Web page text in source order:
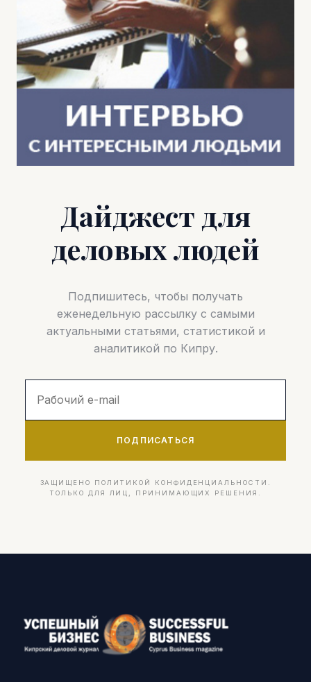
Дайджест для
деловых людей
Подпишитесь, чтобы получать
еженедельную рассылку с самыми
актуальными статьями, статистикой и
аналитикой по Кипру.
ПОДПИСАТЬСЯ
ЗАЩИЩЕНО ПОЛИТИКОЙ КОНФИДЕНЦИАЛЬНОСТИ.
ТОЛЬКО ДЛЯ ЛИЦ, ПРИНИМАЮЩИХ РЕШЕНИЯ.